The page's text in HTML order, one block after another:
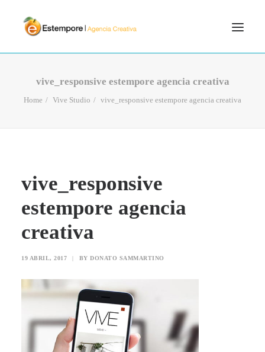
SERVICIOS
BLOG
vive_responsive estempore agencia creativa
Home Vive Studio vive_responsive estempore agencia creativa
vive_responsive
estempore agencia
creativa
19 ABRIL, 2017 | BY DONATO SAMMARTINO